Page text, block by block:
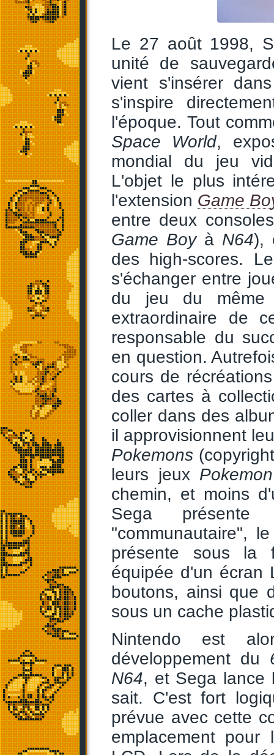
Le 27 août 1998,
unité de
vient s'insérer
s'inspire
l'époque. Tout
Space World,
mondial du jeu
L'objet le plus
l'extension Game
entre deux
Game Boyà N64),
des high-scores.
s'échanger entre
du jeu du même
extraordinaire de
responsable du
en question.
cours de
des cartes à
coller dans des
il approvisionnent
Pokemons
leurs jeux Pokemon
chemin, et moins
Sega
"communautaire",
présente sous la
équipée d'un écran
boutons, ainsi que
sous un cache
Nintendo est
développement du
N64, et Sega lance
sait. C'est fort
prévue avec cette
emplacement